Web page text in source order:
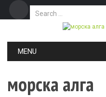
Search for:
MENU
морска алга